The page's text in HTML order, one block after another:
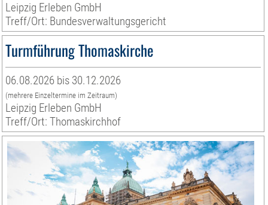
Leipzig Erleben GmbH
Treff/Ort: Bundesverwaltungsgericht
Turmführung Thomaskirche
06.08.2026 bis 30.12.2026
(mehrere Einzeltermine im Zeitraum)
Leipzig Erleben GmbH
Treff/Ort: Thomaskirchhof